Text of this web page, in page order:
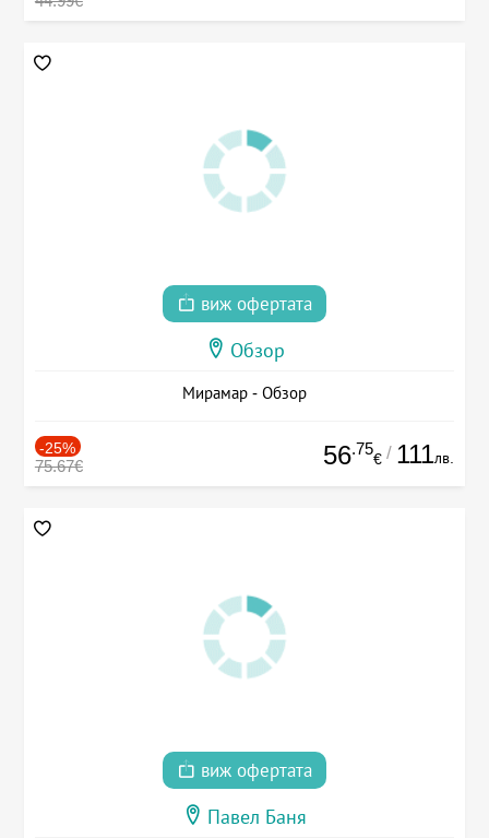
виж офертата
Обзор
Мирамар - Обзор
-25%
75.67€ 56.75
€ / 111лв.
виж офертата
Павел Баня